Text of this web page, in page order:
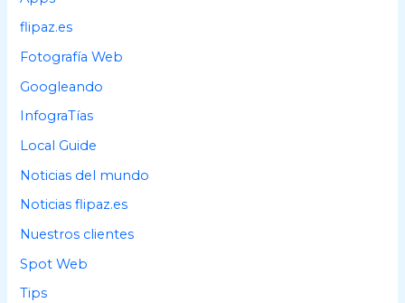
flipaz.es
Fotografía Web
Googleando
InfograTías
Local Guide
Noticias del mundo
Noticias flipaz.es
Nuestros clientes
Spot Web
Tips